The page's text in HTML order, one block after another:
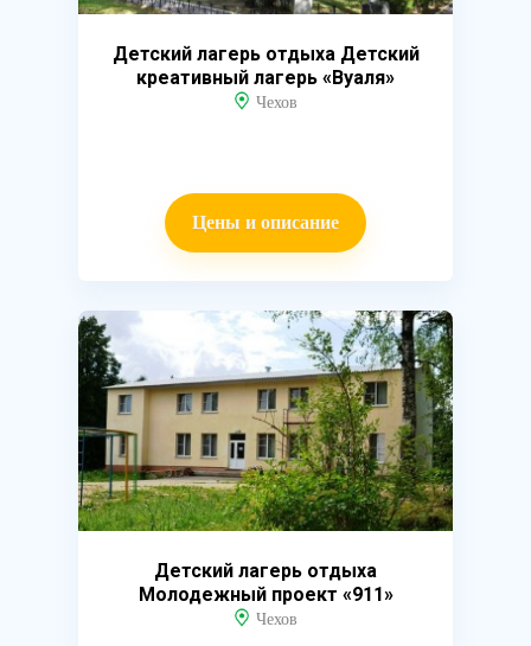
Детский лагерь отдыха Детский
креативный лагерь «Вуаля»
Чехов
Цены и описание
Детский лагерь отдыха
Молодежный проект «911»
Чехов